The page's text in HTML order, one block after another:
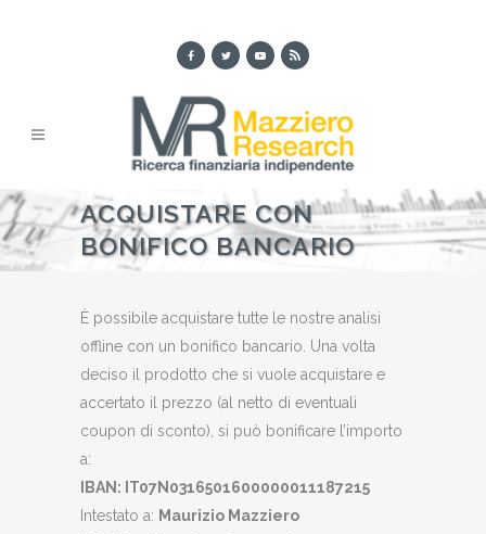
ACQUISTARE CON
BONIFICO BANCARIO
È possibile acquistare tutte le nostre analisi
offline con un bonifico bancario. Una volta
deciso il prodotto che si vuole acquistare e
accertato il prezzo (al netto di eventuali
coupon di sconto), si può bonificare l’importo
a:
IBAN: IT07N0316501600000011187215
Intestato a: Maurizio Mazziero